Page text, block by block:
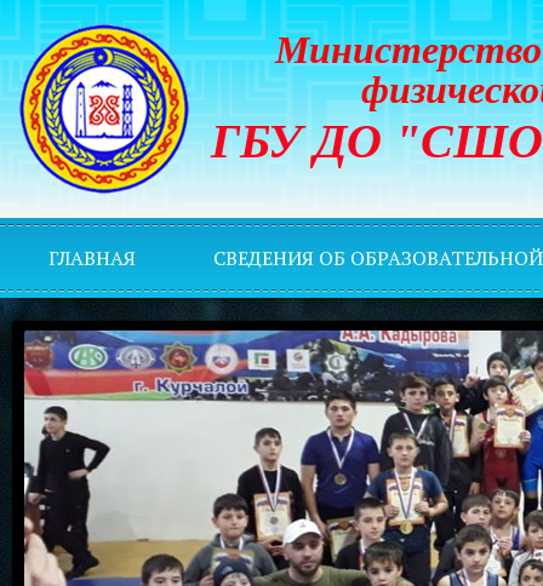
Министерство
ГБУ ДО "СШОР
ГЛАВНАЯ СВЕДЕНИЯ ОБ